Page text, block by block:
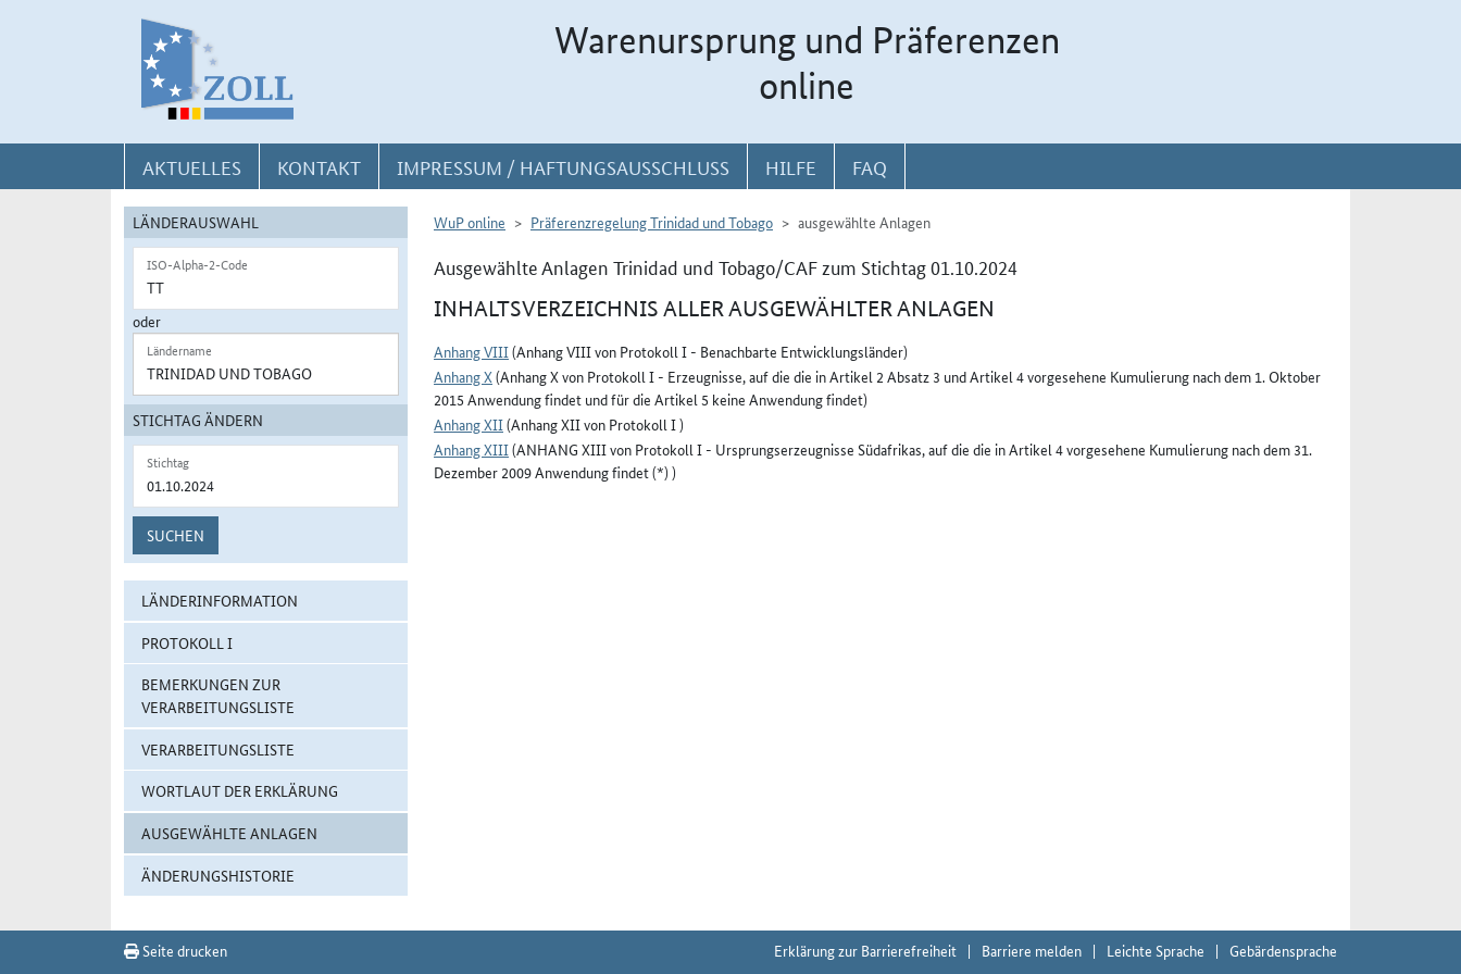
Warenursprung und Präferenzen
online
AKTUELLES KONTAKT IMPRESSUM / HAFTUNGSAUSSCHLUSS HILFE FAQ
LÄNDERAUSWAHL
ISO-Alpha-2-Code
oder
Ländername
STICHTAG ÄNDERN
Stichtag
SUCHEN
LÄNDERINFORMATION
PROTOKOLL I
BEMERKUNGEN ZUR
VERARBEITUNGSLISTE
VERARBEITUNGSLISTE
WORTLAUT DER ERKLÄRUNG
AUSGEWÄHLTE ANLAGEN
ÄNDERUNGSHISTORIE
WuP online Präferenzregelung Trinidad und Tobago ausgewählte Anlagen
Ausgewählte Anlagen Trinidad und Tobago/CAF zum Stichtag 01.10.2024
INHALTSVERZEICHNIS ALLER AUSGEWÄHLTER ANLAGEN
Anhang VIII(Anhang VIII von Protokoll I - Benachbarte Entwicklungsländer)
Anhang X(Anhang X von Protokoll I - Erzeugnisse, auf die die in Artikel 2 Absatz 3 und Artikel 4 vorgesehene Kumulierung nach dem 1. Oktober
2015 Anwendung findet und für die Artikel 5 keine Anwendung findet)
Anhang XII(Anhang XII von Protokoll I )
Anhang XIII(ANHANG XIII von Protokoll I - Ursprungserzeugnisse Südafrikas, auf die die in Artikel 4 vorgesehene Kumulierung nach dem 31.
Dezember 2009 Anwendung findet (*) )
Seite drucken Erklärung zur Barrierefreiheit Barriere melden Leichte Sprache Gebärdensprache